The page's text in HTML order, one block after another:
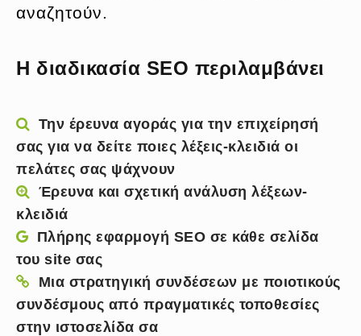
αναζητούν.
Η διαδικασία SEO περιλαμβάνει
Την έρευνα αγοράς για την επιχείρησή
σας για να δείτε ποιες λέξεις-κλειδιά οι
πελάτες σας ψάχνουν
Έρευνα και σχετική ανάλυση λέξεων-
κλειδιά
Πλήρης εφαρμογή SEO σε κάθε σελίδα
του site σας
Μια στρατηγική συνδέσεων με ποιοτικούς
συνδέσμους από πραγματικές τοποθεσίες
στην ιστοσελίδα σα